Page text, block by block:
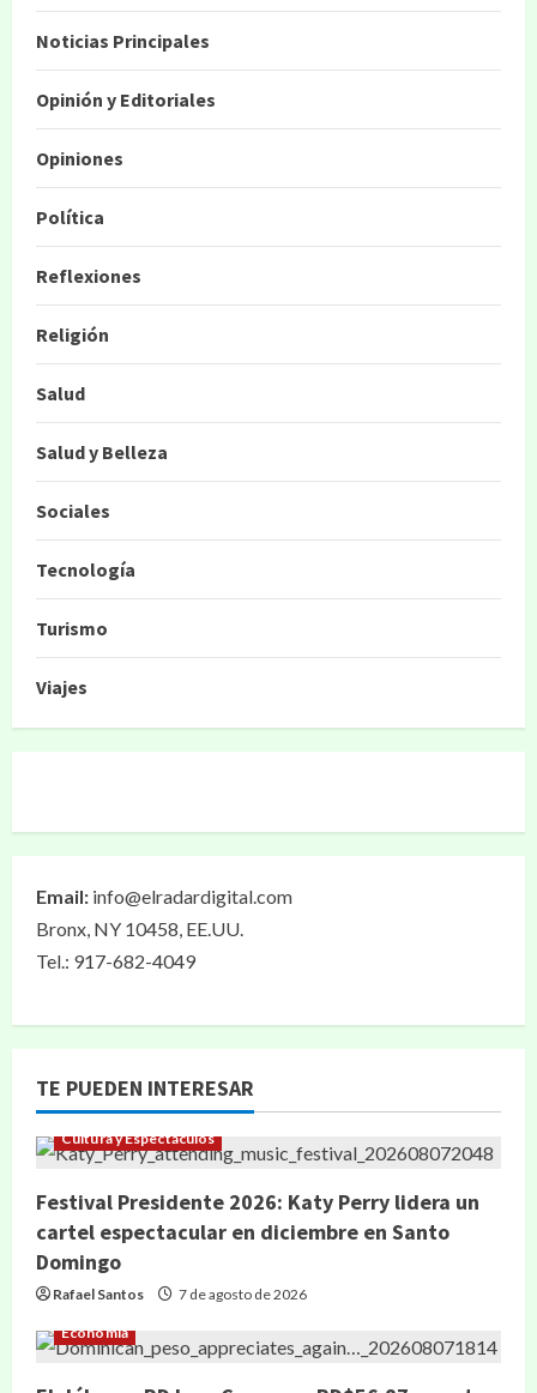
Noticias Principales
Opinión y Editoriales
Opiniones
Política
Reflexiones
Religión
Salud
Salud y Belleza
Sociales
Tecnología
Turismo
Viajes
Email: info@elradardigital.com
Bronx, NY 10458, EE.UU.
Tel.: 917-682-4049
TE PUEDEN INTERESAR
Cultura y Espectáculos
Festival Presidente 2026: Katy Perry lidera un
cartel espectacular en diciembre en Santo
Domingo
Rafael Santos 7 de agosto de 2026
Economía